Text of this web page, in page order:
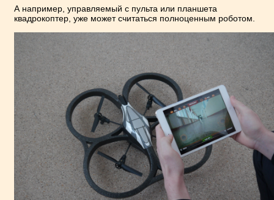
А например, управляемый с пульта или планшета
квадрокоптер, уже может считаться полноценным роботом.